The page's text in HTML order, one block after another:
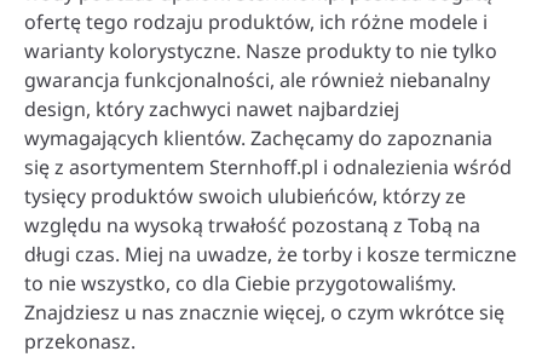
ofertę tego rodzaju produktów, ich różne modele i
warianty kolorystyczne. Nasze produkty to nie tylko
gwarancja funkcjonalności, ale również niebanalny
design, który zachwyci nawet najbardziej
wymagających klientów. Zachęcamy do zapoznania
się z asortymentem Sternhoff.pl i odnalezienia wśród
tysięcy produktów swoich ulubieńców, którzy ze
względu na wysoką trwałość pozostaną z Tobą na
długi czas. Miej na uwadze, że torby i kosze termiczne
to nie wszystko, co dla Ciebie przygotowaliśmy.
Znajdziesz u nas znacznie więcej, o czym wkrótce się
przekonasz.